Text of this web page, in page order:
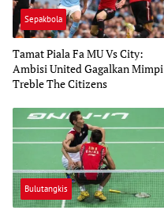
Sepakbola
Tamat Piala Fa MU Vs City:
Ambisi United Gagalkan Mimpi
Treble The Citizens
Bulutangkis